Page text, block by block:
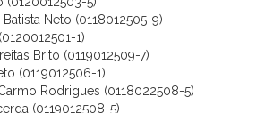
Neto (0118012505-9)
1)
Brito (0119012509-7)
(0119012506-1)
Rodrigues (0118022508-5)
(0119012508-5)